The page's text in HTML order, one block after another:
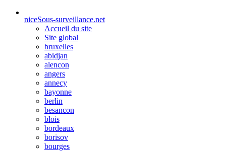
niceSous-surveillance.net
Accueil du site
Site global
bruxelles
abidjan
alencon
angers
annecy
bayonne
berlin
besancon
blois
bordeaux
borisov
bourges